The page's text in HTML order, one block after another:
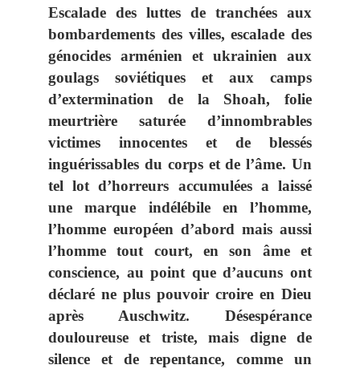
Escalade des luttes de tranchées aux
bombardements des villes, escalade des
génocides arménien et ukrainien aux
goulags soviétiques et aux camps
d’extermination de la Shoah, folie
meurtrière saturée d’innombrables
victimes innocentes et de blessés
inguérissables du corps et de l’âme. Un
tel lot d’horreurs accumulées a laissé
une marque indélébile en l’homme,
l’homme européen d’abord mais aussi
l’homme tout court, en son âme et
conscience, au point que d’aucuns ont
déclaré ne plus pouvoir croire en Dieu
après Auschwitz. Désespérance
douloureuse et triste, mais digne de
silence et de repentance, comme un